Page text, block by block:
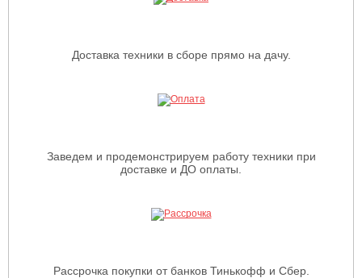
Доставка техники в сборе прямо на дачу.
Заведем и продемонстрируем работу техники при
доставке и ДО оплаты.
Рассрочка покупки от банков Тинькофф и Сбер.